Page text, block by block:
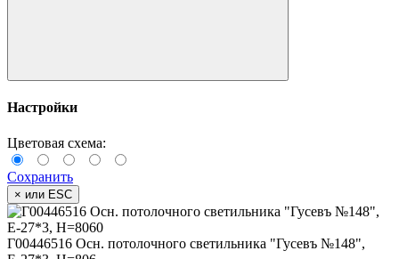
Настройки
Цветовая схема:
Сохранить
× или ESC
Г00446516 Осн. потолочного светильника "Гусевъ №148",